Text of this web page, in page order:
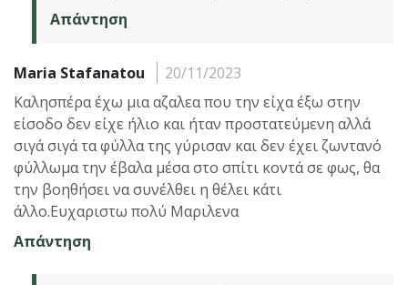
Απάντηση
Maria Stafanatou
20/11/2023
Καλησπέρα έχω μια αζαλεα που την είχα έξω στην
είσοδο δεν είχε ήλιο και ήταν προστατεύμενη αλλά
σιγά σιγά τα φύλλα της γύρισαν και δεν έχει ζωντανό
φύλλωμα την έβαλα μέσα στο σπίτι κοντά σε φως, θα
την βοηθήσει να συνέλθει η θέλει κάτι
άλλο.Ευχαριστω πολύ Μαριλενα
Απάντηση